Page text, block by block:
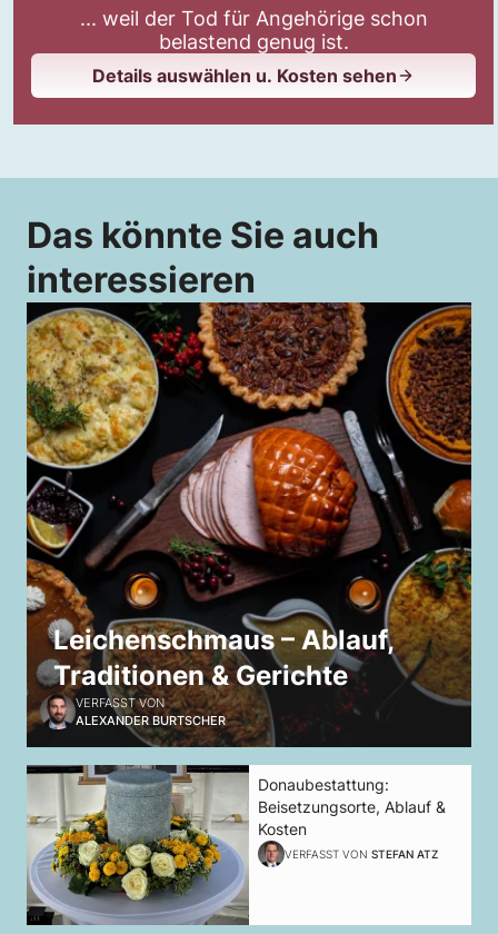
... weil der Tod für Angehörige schon
belastend genug ist.
Details auswählen u. Kosten sehen
Das könnte Sie auch
interessieren
Leichenschmaus – Ablauf,
Traditionen & Gerichte
VERFASST VON
ALEXANDER BURTSCHER
Donaubestattung:
Beisetzungsorte, Ablauf &
Kosten
VERFASST VON STEFAN ATZ